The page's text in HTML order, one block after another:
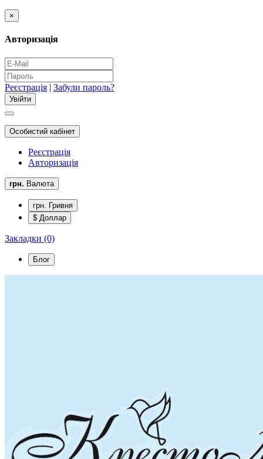
×
Авторизація
Реєстрація | Забули пароль?
Особистий кабінет
Реєстрація
Авторизація
грн. Валюта
грн. Гривня
$ Доллар
Закладки (0)
Блог